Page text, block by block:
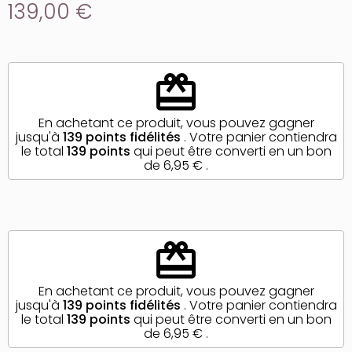
139,00 €
redeem
En achetant ce produit, vous pouvez gagner
jusqu'à 139 points fidélités . Votre panier contiendra
le total 139 points qui peut être converti en un bon
de 6,95 € .
redeem
En achetant ce produit, vous pouvez gagner
jusqu'à 139 points fidélités . Votre panier contiendra
le total 139 points qui peut être converti en un bon
de 6,95 € .